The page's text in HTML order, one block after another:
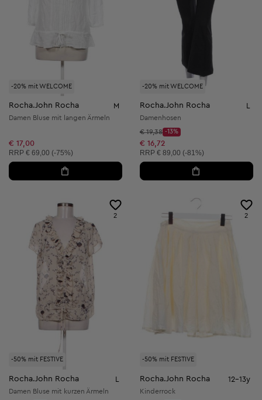
-20% mit WELCOME
Rocha.John Rocha M
Damen Bluse mit langen Ärmeln
€ 17,00
Unverbindliche Preisempfehlung:
RRP € 69,00 (-75%)
-20% mit WELCOME
Rocha.John Rocha
Damenhosen
Startpreis:
€ 19,38
Discount Price:
-13%
Reduzierter Preis:
€ 16,72
Unverbindliche Preisempfehlung:
RRP € 89,00 (-81%)
-50% mit FESTIVE
2
Rocha.John Rocha L
Damen Bluse mit kurzen Ärmeln
-50% mit FESTIVE
2
Rocha.John Rocha 12-13y
Kinderrock